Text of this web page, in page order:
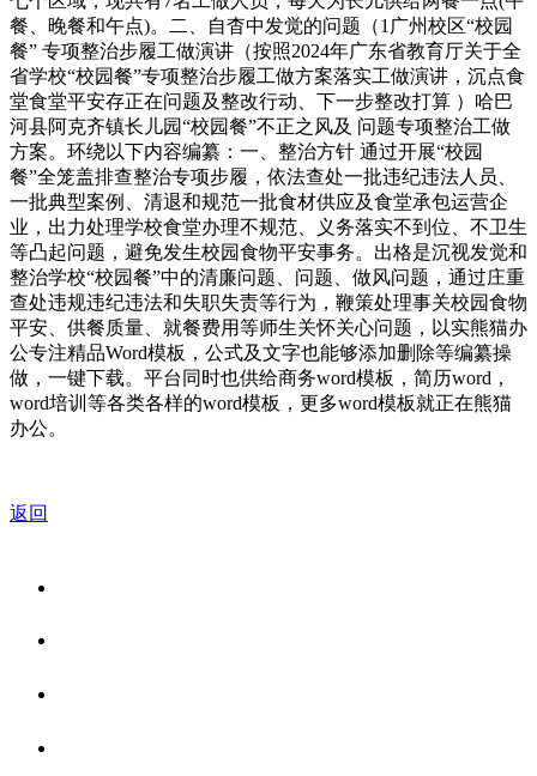
餐、晚餐和午点)。二、自杳中发觉的问题（1广州校区“校园
餐” 专项整治步履工做演讲（按照2024年广东省教育厅关于全
省学校“校园餐”专项整治步履工做方案落实工做演讲，沉点食
堂食堂平安存正在问题及整改行动、下一步整改打算 ）哈巴
河县阿克齐镇长儿园“校园餐”不正之风及 问题专项整治工做
方案。环绕以下内容编纂：一、整治方针 通过开展“校园
餐”全笼盖排查整治专项步履，依法查处一批违纪违法人员、
一批典型案例、清退和规范一批食材供应及食堂承包运营企
业，出力处理学校食堂办理不规范、义务落实不到位、不卫生
等凸起问题，避免发生校园食物平安事务。出格是沉视发觉和
整治学校“校园餐”中的清廉问题、问题、做风问题，通过庄重
查处违规违纪违法和失职失责等行为，鞭策处理事关校园食物
平安、供餐质量、就餐费用等师生关怀关心问题，以实熊猫办
公专注精品Word模板，公式及文字也能够添加删除等编纂操
做，一键下载。平台同时也供给商务word模板，简历word，
word培训等各类各样的word模板，更多word模板就正在熊猫
办公。
返回